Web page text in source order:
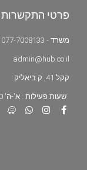
פרטי התקשרות
משרד - 077-7008133
admin@hub.co.il
קקל 41, ק.ביאליק
שעות פעילות : א'-ה' 8:00 - 19:00